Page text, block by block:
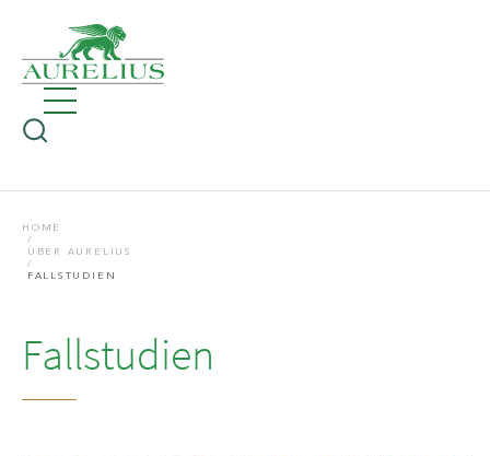
HOME
ÜBER AURELIUS
FALLSTUDIEN
Fallstudien